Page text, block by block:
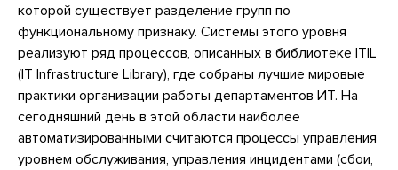
которой существует разделение групп по
функциональному признаку. Системы этого уровня
реализуют ряд процессов, описанных в библиотеке ITIL
(IT Infrastructure Library), где собраны лучшие мировые
практики организации работы департаментов ИТ. На
сегодняшний день в этой области наиболее
автоматизированными считаются процессы управления
уровнем обслуживания, управления инцидентами (сбои,